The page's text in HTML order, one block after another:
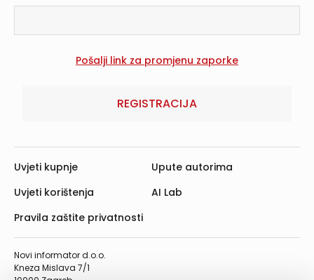
REGISTRACIJA
Novi informator d.o.o.
Kneza Mislava 7/1
Uvjeti kupnje
Uvjeti korištenja
Pravila zaštite privatnosti
Upute autorima
AI Lab